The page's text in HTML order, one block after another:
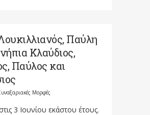
Παύλη
Κλαύδιος,
Παύλος και
Μορφές
3 Ιουνίου εκάστου έτους.